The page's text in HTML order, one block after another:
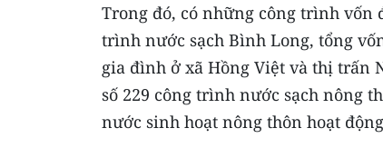
Trong đó, có những công trình
trình nước sạch Bình Long, tổng
gia đình ở xã Hồng Việt và thị trấn
số 229 công trình nước sạch nông
nước sinh hoạt nông thôn hoạt